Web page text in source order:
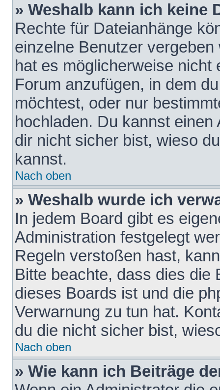
» Weshalb kann ich keine
Rechte für Dateianhänge
einzelne Benutzer
hat es möglicherweise nicht
Forum anzufügen, in dem
möchtest, oder nur
hochladen. Du kannst
dir nicht sicher bist, wieso
kannst.
Nach oben
» Weshalb wurde ich
In jedem Board gibt es
Administration festgelegt
Regeln verstoßen hast,
Bitte beachte, dass dies die
dieses Boards ist und die
Verwarnung zu tun hat.
du die nicht sicher bist,
Nach oben
» Wie kann ich Beiträge